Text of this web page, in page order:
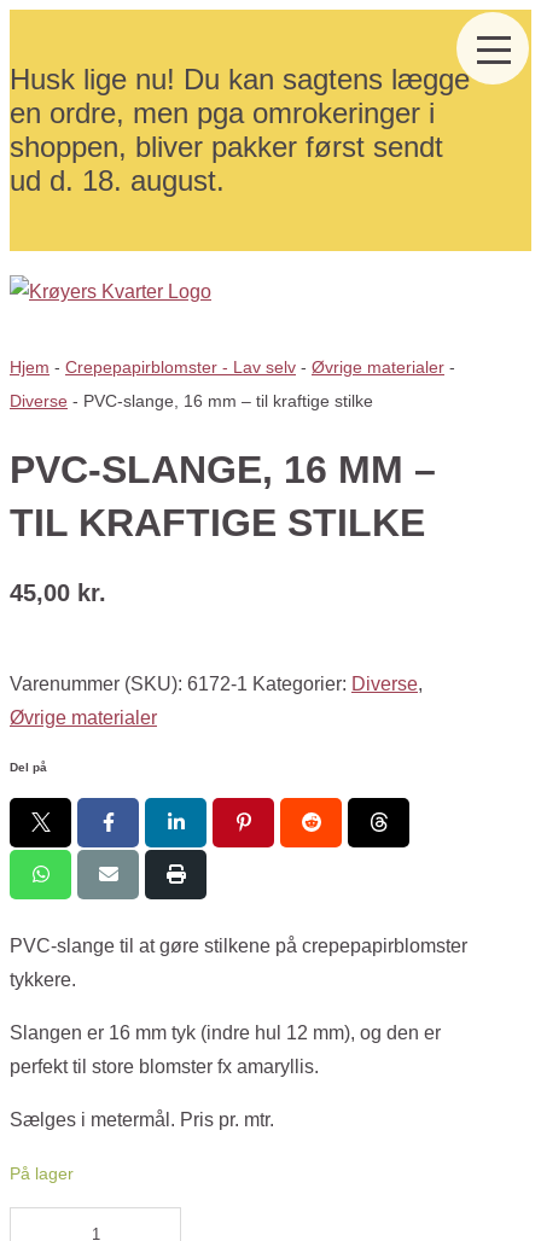
Husk lige nu! Du kan sagtens lægge
en ordre, men pga omrokeringer i
shoppen, bliver pakker først sendt
ud d. 18. august.
Hjem - Crepepapirblomster - Lav selv - Øvrige materialer -
Diverse - PVC-slange, 16 mm – til kraftige stilke
PVC-SLANGE, 16 MM –
TIL KRAFTIGE STILKE
45,00 kr.
Varenummer (SKU): 6172-1 Kategorier: Diverse,
Øvrige materialer
Del på
PVC-slange til at gøre stilkene på crepepapirblomster
tykkere.
Slangen er 16 mm tyk (indre hul 12 mm), og den er
perfekt til store blomster fx amaryllis.
Sælges i metermål. Pris pr. mtr.
På lager